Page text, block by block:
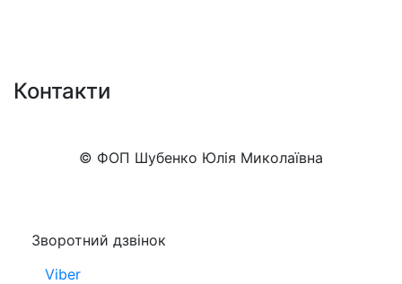
Контакти
© ФОП Шубенко Юлія Миколаївна
Зворотний дзвінок
Viber